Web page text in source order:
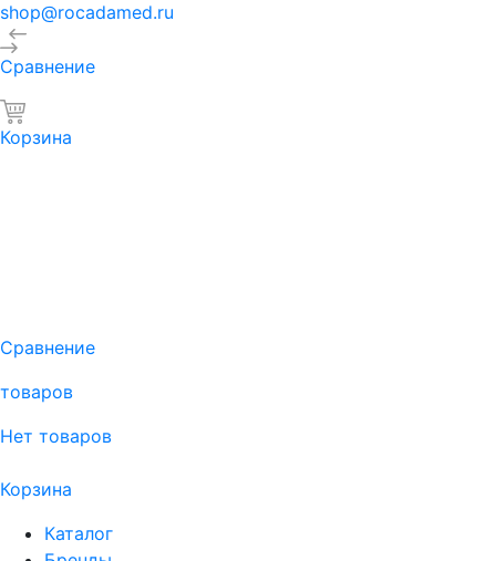
shop@rocadamed.ru
Сравнение
Корзина
Сравнение
товаров
Нет товаров
Корзина
Каталог